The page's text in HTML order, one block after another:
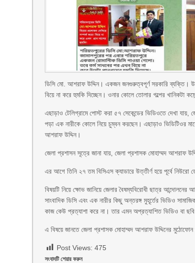
ডিসি মো. আশরাফ উদ্দিন। একজন জনগুরুত্বপূর্ণ সরকারি ব্যক্তি।
বিয়ে না করে হুমকি দিচ্ছেন। ওনার কোলে তোলার গল্পের খানিকটা
এছাড়াও টেলিগ্রামে পোস্ট করা ৫৭ সেকেন্ডের ভিডিওতে দেখা
পড়া এক নারীকে কোলে নিয়ে চুম্বন করছেন। এছাড়াও ভিডিটিওর
আশরাফ উদ্দিন।
জেলা প্রশাসন সূত্রে জানা যায়, জেলা প্রশাসক মোহাম্মদ আশরাফ
এর আগে তিনি ২৭ তম বিসিএস ক্যাডারে উত্তীর্ণ হয়ে পূর্বে নিউরো
বিষয়টি নিয়ে ক্ষোভ জানিয়ে জেলার বৈষম্যবিরোধী ছাত্র
সাংবাদিক ডিসি এবং এক নারীর কিছু অন্তরঙ্গ মুহূর্তের ভিডিও
কাজ কেউ প্রত্যাশা করে না। তার এমন অপ্রত্যাশিত ভিডিও বা
এ বিষয়ে জানতে জেলা প্রশাসক মোহাম্মদ আশরাফ উদ্দিনের
Post Views: 475
সংবাদটি শেয়ার করুন